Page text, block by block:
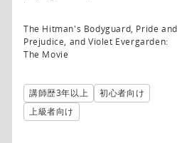
The Hitman's Bodyguard, Pride and
Prejudice, and Violet Evergarden:
The Movie
講師歴3年以上
初心者向け
上級者向け